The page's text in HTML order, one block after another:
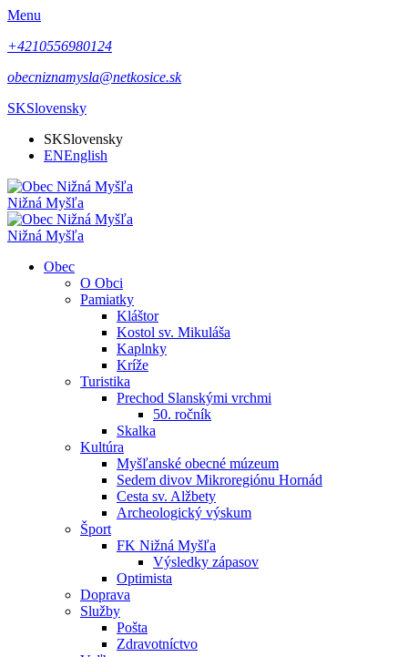
Menu
+4210556980124
obecniznamysla@netkosice.sk
SKSlovensky
SKSlovensky
ENEnglish
Nižná Myšľa
Nižná Myšľa
Obec
O Obci
Pamiatky
Kláštor
Kostol sv. Mikuláša
Kaplnky
Kríže
Turistika
Prechod Slanskými vrchmi
50. ročník
Skalka
Kultúra
Myšľanské obecné múzeum
Sedem divov Mikroregiónu Hornád
Cesta sv. Alžbety
Archeologický výskum
Šport
FK Nižná Myšľa
Výsledky zápasov
Optimista
Doprava
Služby
Pošta
Zdravotníctvo